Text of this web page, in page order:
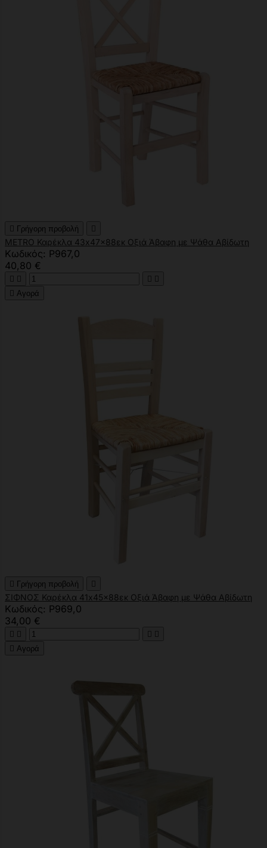
 Γρήγορη προβολή 
METRO Καρέκλα 43x47x88εκ Οξιά Άβαφη με Ψάθα Αβίδωτη
Κωδικός: Ρ967,0
40,80 €
   
 Αγορά
 Γρήγορη προβολή 
ΣΙΦΝΟΣ Καρέκλα 41x45x88εκ Οξιά Άβαφη με Ψάθα Αβίδωτη
Κωδικός: Ρ969,0
34,00 €
   
 Αγορά